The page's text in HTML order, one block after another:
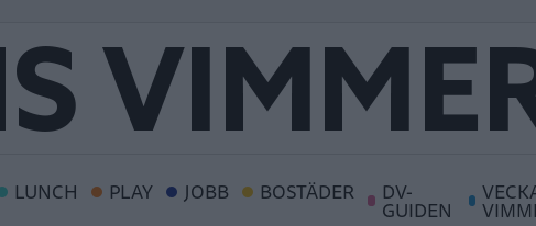
LUNCH PLAY JOBB BOSTÄDER DV-
GUIDEN